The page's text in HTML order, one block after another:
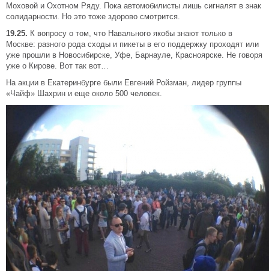
Моховой и Охотном Ряду. Пока автомобилисты лишь сигналят в знак
солидарности. Но это тоже здорово смотрится.
19.25. К вопросу о том, что Навального якобы знают только в
Москве: разного рода сходы и пикеты в его поддержку проходят или
уже прошли в Новосибирске, Уфе, Барнауле, Красноярске. Не говоря
уже о Кирове. Вот так вот…
На акции в Екатеринбурге были Евгений Ройзман, лидер группы
«Чайф» Шахрин и еще около 500 человек.